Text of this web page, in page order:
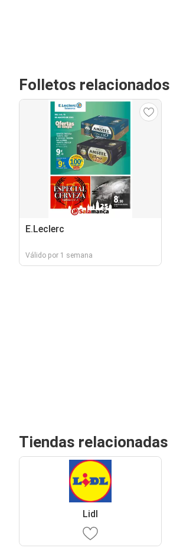
Folletos relacionados
E.Leclerc
Válido por 1 semana
Tiendas relacionadas
Lidl